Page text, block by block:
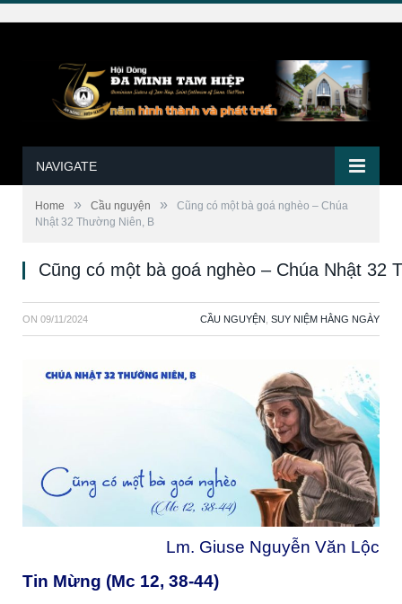
NAVIGATE
Home » Cầu nguyện »
Cũng có một bà goá nghèo – Chúa
Nhật 32 Thường Niên, B
Cũng có một bà goá nghèo – Chúa Nhật 32
ON 09/11/2024 CẦU NGUYỆN SUY NIỆM HẰNG NGÀY
Lm. Giuse Nguyễn Văn Lộc
Tin Mừng (Mc 12, 38-44)